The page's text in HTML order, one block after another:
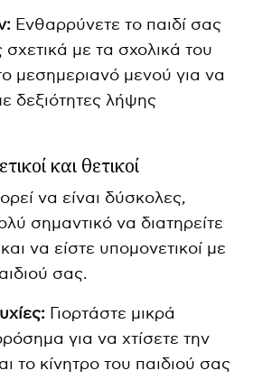
Ενθαρρύνετε το παιδί σας
σχετικά με τα σχολικά του
μεσημεριανό μενού για να
δεξιότητες λήψης
και θετικοί
να είναι δύσκολες,
σημαντικό να διατηρείτε
να είστε υπομονετικοί με
σας.
Γιορτάστε μικρά
για να χτίσετε την
το κίνητρο του παιδιού σας